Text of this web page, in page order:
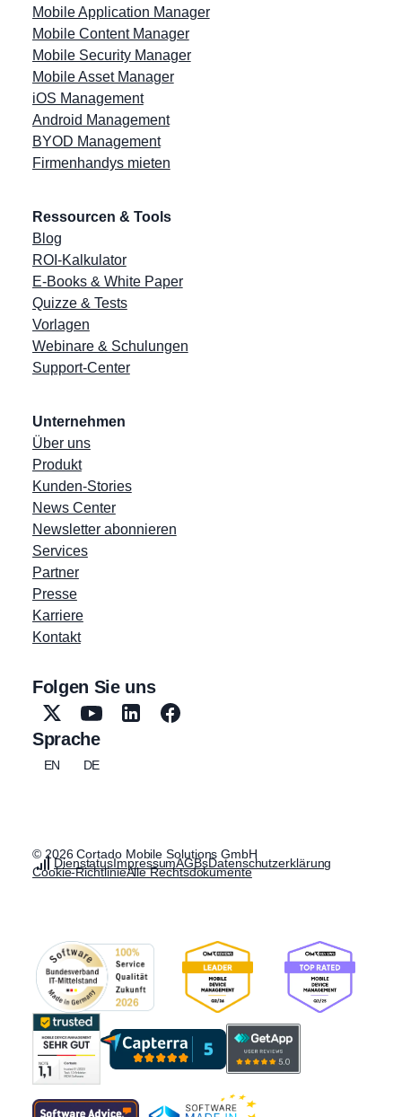
Mobile Application Manager
Mobile Content Manager
Mobile Security Manager
Mobile Asset Manager
iOS Management
Android Management
BYOD Management
Firmenhandys mieten
Ressourcen & Tools
Blog
ROI-Kalkulator
E-Books & White Paper
Quizze & Tests
Vorlagen
Webinare & Schulungen
Support-Center
Unternehmen
Über uns
Produkt
Kunden-Stories
News Center
Newsletter abonnieren
Services
Partner
Presse
Karriere
Kontakt
Folgen Sie uns
Sprache
EN DE
© 2026 Cortado Mobile Solutions GmbH
DienstatusImpressumAGBsDatenschutzerklärung
Cookie-RichtlinieAlle Rechtsdokumente